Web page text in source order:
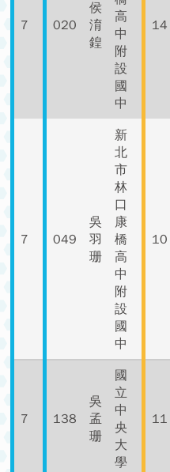
7 020
侯
淯
鍠
高
中
附
設
國
中
14
7 049
吳
羽
珊
新
北
市
林
口
康
橋
高
中
附
設
國
中
10
7 138
吳
孟
珊
國
立
中
央
大
學
11